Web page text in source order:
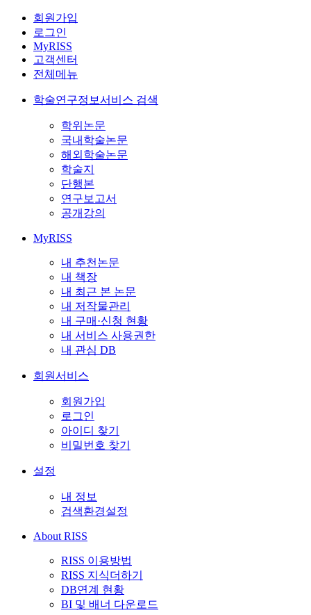
회원가입
로그인
MyRISS
고객센터
전체메뉴
학술연구정보서비스 검색
학위논문
국내학술논문
해외학술논문
학술지
단행본
연구보고서
공개강의
MyRISS
내 추천논문
내 책장
내 최근 본 논문
내 저작물관리
내 구매·신청 현황
내 서비스 사용권한
내 관심 DB
회원서비스
회원가입
로그인
아이디 찾기
비밀번호 찾기
설정
내 정보
검색환경설정
About RISS
RISS 이용방법
RISS 지식더하기
DB연계 현황
BI 및 배너 다운로드